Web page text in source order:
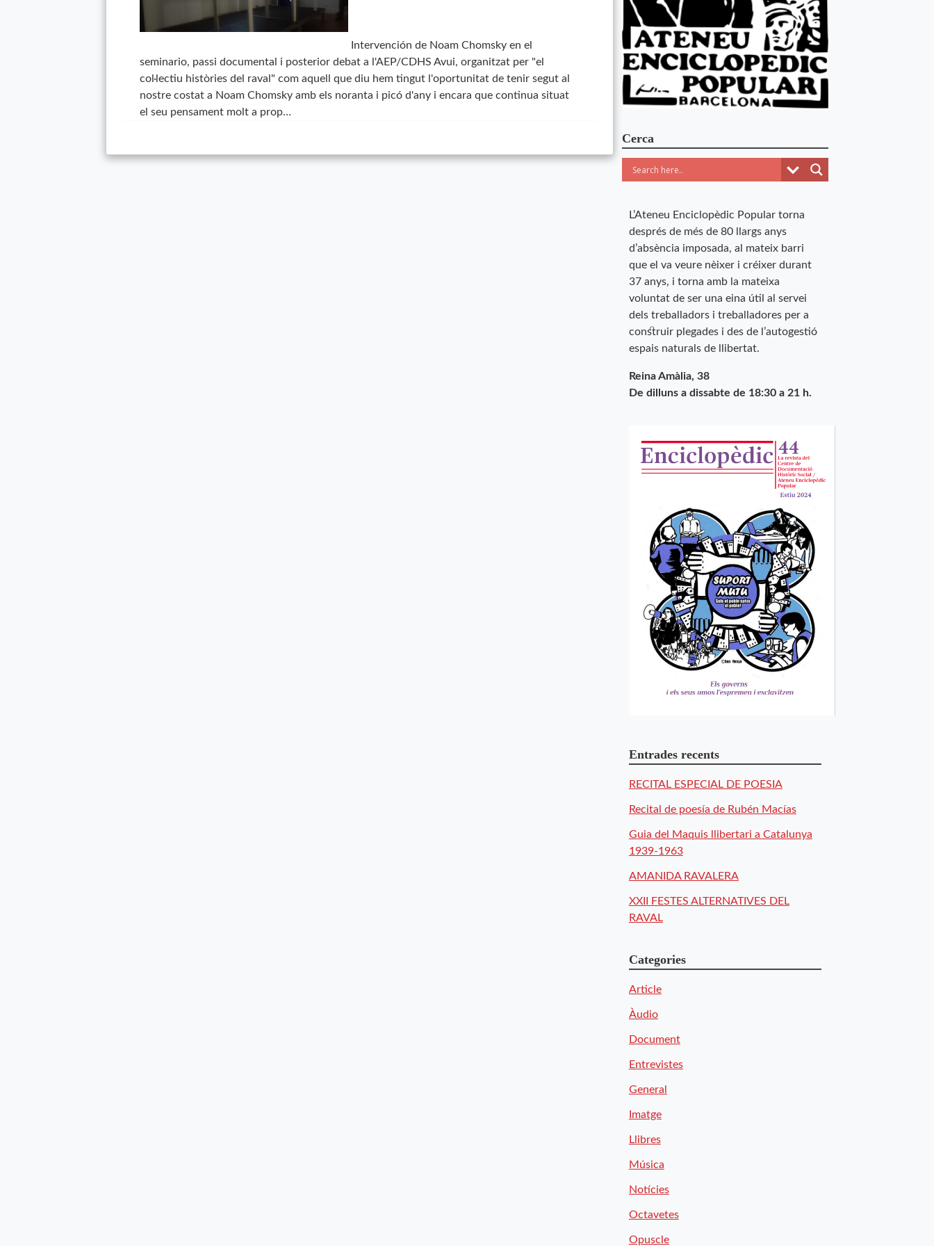
Intervención de Noam Chomsky en el
seminario, passi documental i posterior debat a l'AEP/CDHS Avui, organitzat per "el
col·lectiu històries del raval" com aquell que diu hem tingut l'oportunitat de tenir segut al
nostre costat a Noam Chomsky amb els noranta i picó d'any i encara que continua situat
el seu pensament molt a prop…
Cerca
L’Ateneu Enciclopèdic Popular torna
després de més de 80 llargs anys
d’absència imposada, al mateix barri
que el va veure nèixer i créixer durant
37 anys, i torna amb la mateixa
voluntat de ser una eina útil al servei
dels treballadors i treballadores per a
construir plegades i des de l’autogestió
espais naturals de llibertat.
Reina Amàlia, 38
De dilluns a dissabte de 18:30 a 21 h.
Entrades recents
RECITAL ESPECIAL DE POESIA
Recital de poesía de Rubén Macías
Guia del Maquis llibertari a Catalunya
1939-1963
AMANIDA RAVALERA
XXII FESTES ALTERNATIVES DEL
RAVAL
Categories
Article
Àudio
Document
Entrevistes
General
Imatge
Llibres
Música
Notícies
Octavetes
Opuscle